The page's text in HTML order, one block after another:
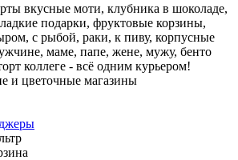
вкусные моти, клубника в шоколаде,
подарки, фруктовые корзины,
с рыбой, раки, к пиву, корпусные
маме, папе, жене, мужу, бенто
коллеге - всё одним курьером!
и цветочные магазины